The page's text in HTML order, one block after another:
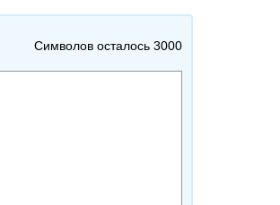
Символов осталось 3000